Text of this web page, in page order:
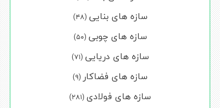
سازه های بنایی (۴۸)
سازه های چوبی (۵۰)
سازه های دریایی (۷۱)
سازه های فضاکار (۹)
سازه های فولادی (۲۸۱)